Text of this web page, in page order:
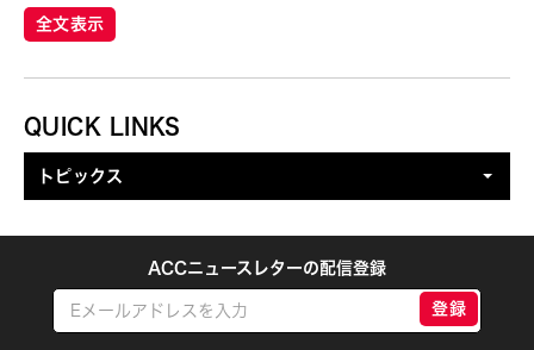
QUICK LINKS
トピックス
全文表示
ACCニュースレターの配信登録
登録